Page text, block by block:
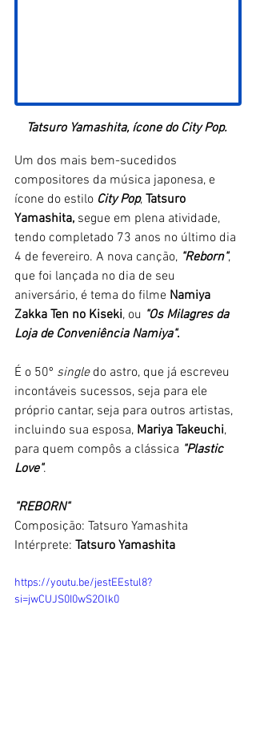
Tatsuro Yamashita, ícone do City Pop.
Um dos mais bem-sucedidos
compositores da música japonesa, e
ícone do estilo City Pop, Tatsuro
Yamashita, segue em plena atividade,
tendo completado 73 anos no último dia
4 de fevereiro. A nova canção, "Reborn",
que foi lançada no dia de seu
aniversário, é tema do filme Namiya
Zakka Ten no Kiseki, ou "Os Milagres da
Loja de Conveniência Namiya".
É o 50º single do astro, que já escreveu
incontáveis sucessos, seja para ele
próprio cantar, seja para outros artistas,
incluindo sua esposa, Mariya Takeuchi,
para quem compôs a clássica "Plastic
Love".
"REBORN"
Composição: Tatsuro Yamashita
Intérprete: Tatsuro Yamashita
https://youtu.be/jestEEstul8?
si=jwCUJS0I0wS2Olk0